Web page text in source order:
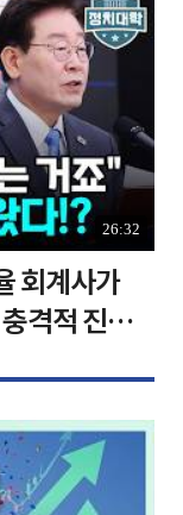
26:32
회계사가
격적 진실